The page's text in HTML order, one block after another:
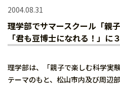
2004.08.31
理学部でサマースクール「親
「君も豆博士になれる！」に
理学部は、「親子で楽しむ科学実
テーマのもと、松山市内及び周辺